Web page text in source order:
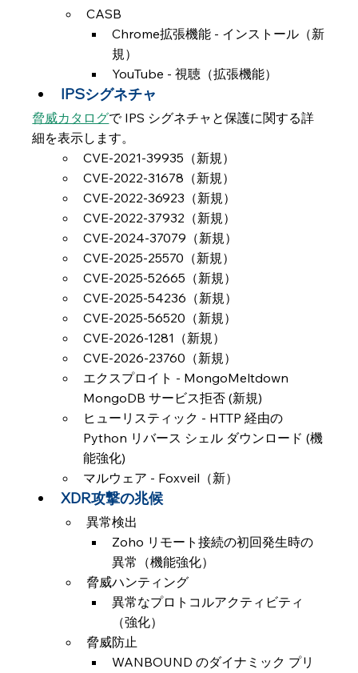
CASB
Chrome拡張機能 - インストール（新
規）
YouTube - 視聴（拡張機能）
IPSシグネチャ
脅威カタログで IPS シグネチャと保護に関する詳
細を表示します。
CVE-2021-39935（新規）
CVE-2022-31678（新規）
CVE-2022-36923（新規）
CVE-2022-37932（新規）
CVE-2024-37079（新規）
CVE-2025-25570（新規）
CVE-2025-52665（新規）
CVE-2025-54236（新規）
CVE-2025-56520（新規）
CVE-2026-1281（新規）
CVE-2026-23760（新規）
エクスプロイト - MongoMeltdown
MongoDB サービス拒否 (新規)
ヒューリスティック - HTTP 経由の
Python リバース シェル ダウンロード (機
能強化)
マルウェア - Foxveil（新）
XDR攻撃の兆候
異常検出
Zoho リモート接続の初回発生時の
異常（機能強化）
脅威ハンティング
異常なプロトコルアクティビティ
（強化）
脅威防止
WANBOUND のダイナミック プリ